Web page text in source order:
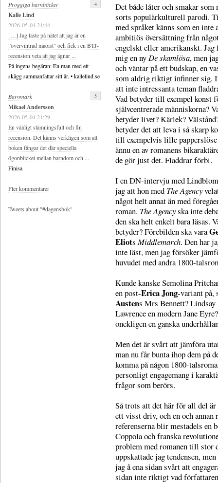
Det både låter och smakar som
sorts populärkulturell parodi.
med språket känns som en
ambitiös översättning från
engelskt eller amerikanskt. Jag
mig en ny De skamlösa, men
och väntar på ett budskap, en
som aldrig riktigt infinner sig.
att inte intressanta teman
Vad betyder till exempel konst
självcentrerade människorna?
betyder livet? Kärlek?
betyder det att leva i så skarp
till exempelvis lille
ännu en av romanens
de gör just det. Fladdrar förbi.
I en DN-intervju med
jag att hon med The Agency
något helt annat än med
roman. The Agencyska inte
den ska helt enkelt bara läsas.
betyder? Förebilden ska vara
Eliots Middlemarch. Den har
inte läst, men jag försöker
huvudet med andra 1800-
Kunde kanske Semolina
en post-Erica Jong-variant på,
Austens Mrs Bennett? Lindsay
Lawrence en modern Jane
onekligen en ganska
Men det är svårt att jämföra
man nu får bunta ihop dem på
komma på någon 1800-
personligt engagemang i
frågor som berörs.
Så trots att det här för all del är
ett visst driv, och en och
referenserna blir mestadels en
Coppola och franska
problem med romanen till stor
uppskattade jag tendensen,
jag å ena sidan svårt att
sidan inte riktigt vad
Proggiga barnböcker
Kalle Lind
2026-05-04 21:44
[…] Jag läste på nätet att jag är en
”övervintrad maoist” och fick i en BTJ-
recension veta att jag ägnar ...
På ingens begäran: En man med ett
skägg sammanfattar sitt år. • kallelind.se
4
Barnmark
Mikael Andersson
2026-05-04 21:29
En väldigt stämningsfull och fin
recension. Det känns verkligen som att
boken fångar det där speciella
ögonblicket mellan barndom och ...
Finisa
5
Fler kommentarer
Tweets about "#dagensbok"